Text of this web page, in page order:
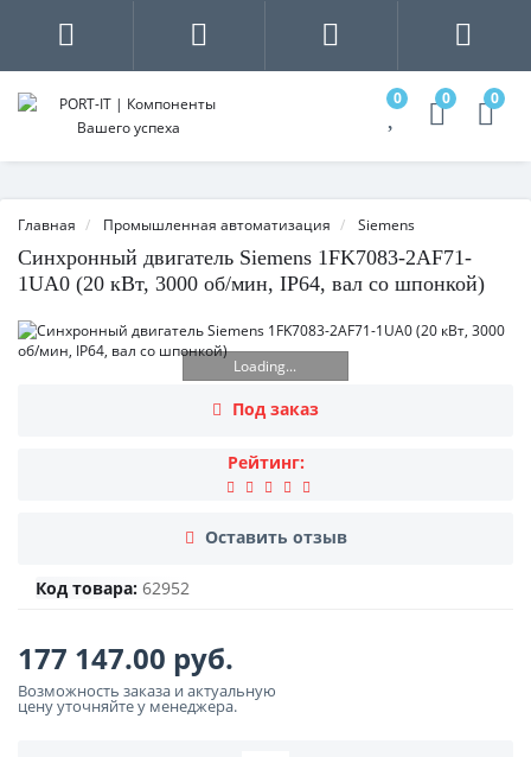
0 0 0
Главная Промышленная автоматизация Siemens
Синхронный двигатель Siemens 1FK7083-2AF71-
1UA0 (20 кВт, 3000 об/мин, IP64, вал со шпонкой)
Loading...
Под заказ
Рейтинг:
Оставить отзыв
Код товара: 62952
177 147.00 руб.
Возможность заказа и актуальную
цену уточняйте у менеджера.